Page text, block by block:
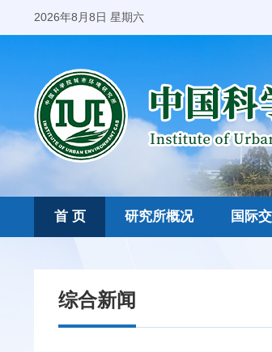
2026年8月8日 星期六
首 页 研究所概况 国际
综合新闻